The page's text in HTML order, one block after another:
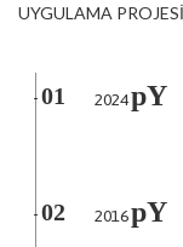
UYGULAMA PROJESİ
-01 2024pY
-02 2016pY